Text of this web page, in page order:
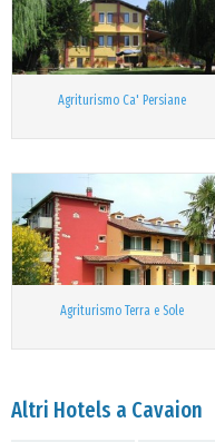
Agriturismo Ca' Persiane
Agriturismo Terra e Sole
Altri Hotels a Cavaion